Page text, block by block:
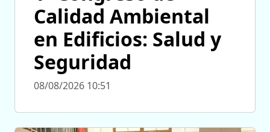
Calidad Ambiental
en Edificios: Salud y
Seguridad
08/08/2026 10:51